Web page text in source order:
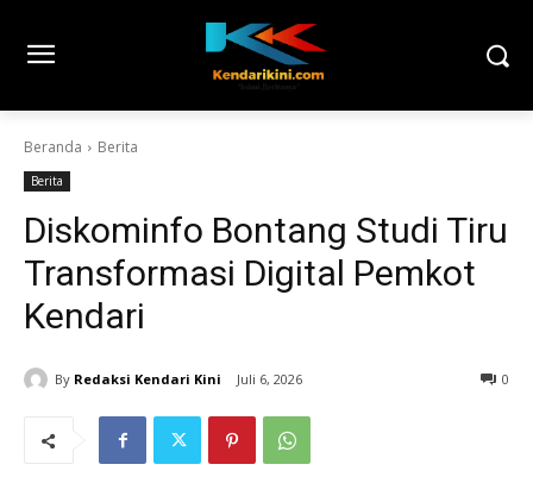
Beranda Berita
Berita
Diskominfo Bontang Studi Tiru
Transformasi Digital Pemkot
Kendari
By Redaksi Kendari Kini Juli 6, 2026 0